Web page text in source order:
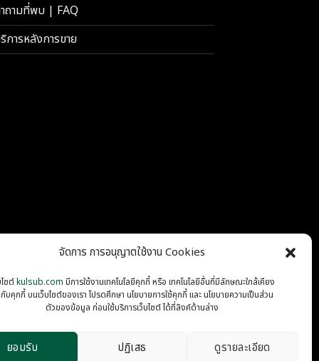
จัดการ การอนุญาตใช้งาน Cookies
ซต์kulsub.com มีการใช้งานเทคโนโลยีคุกกี้ หรือ เทคโนโลยีอื่นที่มีลักษณะใกล้เคียง
บคุกกี้ บนเว็บไซต์ของเรา โปรดศึกษา นโยบายการใช้คุกกี้ และ นโยบายความเป็นส่วน
ตัวของข้อมูล ก่อนใช้บริการเว็บไซต์ ได้ที่ลิงค์ด้านล่าง
ยอมรับ ปฏิเสธ ดูรายละเอียด
ถามที่พบ | FAQ
การหลังการขาย
PRIVACY COOKIES